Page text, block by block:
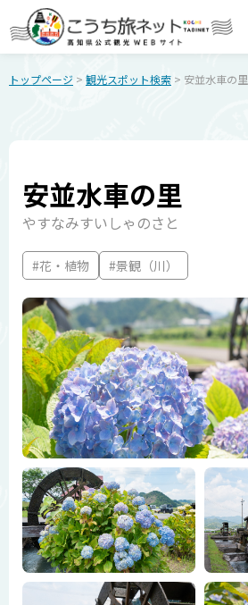
トップページ > 観光スポット検索 > 安並水車の里
安並水車の里
やすなみすいしゃのさと
#花・植物 #景観（川）